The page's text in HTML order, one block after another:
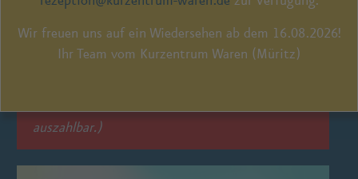
Lunchpaket sowie einen Getränkebonus
von 25 € p. P.. (
Gilt nicht für Buchungen
auszahlbar.)
Wir freuen uns auf ein Wiedersehen ab dem 16.08.2026!
Ihr Team vom Kurzentrum Waren (Müritz)